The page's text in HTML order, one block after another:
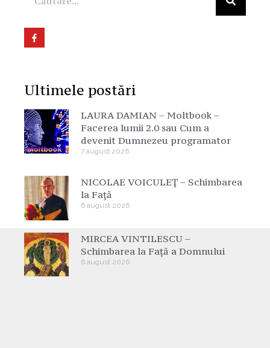
Ultimele postări
LAURA DAMIAN – Moltbook –
Facerea lumii 2.0 sau Cum a
devenit Dumnezeu programator
7 august 2026
NICOLAE VOICULEȚ – Schimbarea
la Față
6 august 2026
MIRCEA VINTILESCU –
Schimbarea la Față a Domnului
6 august 2026